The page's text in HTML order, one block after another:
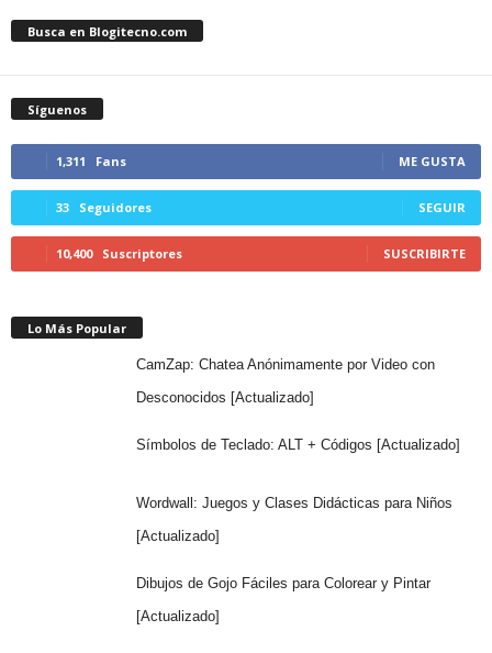
Busca en Blogitecno.com
Síguenos
1,311 Fans ME GUSTA
33 Seguidores SEGUIR
10,400 Suscriptores SUSCRIBIRTE
Lo Más Popular
CamZap: Chatea Anónimamente por Video con
Desconocidos [Actualizado]
Símbolos de Teclado: ALT + Códigos [Actualizado]
Wordwall: Juegos y Clases Didácticas para Niños
[Actualizado]
Dibujos de Gojo Fáciles para Colorear y Pintar
[Actualizado]